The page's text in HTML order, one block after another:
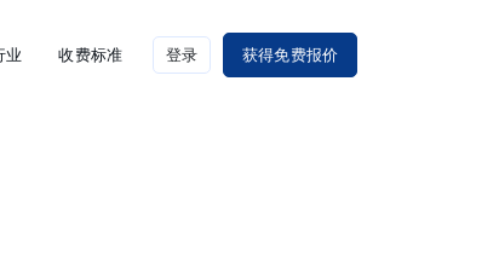
业 收费标准 登录 获得免费报价